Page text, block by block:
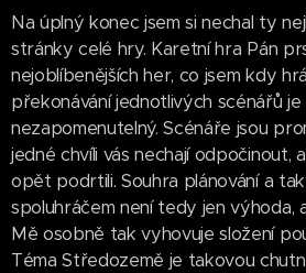
Na úplný konec jsem si nechal ty
stránky celé hry. Karetní hra Pán
nejoblíbenějších her, co jsem kdy
překonávání jednotlivých scénářů
nezapomenutelný. Scénáře jsou
jedné chvíli vás nechají odpočinout,
opět podrtili. Souhra plánování a
spoluhráčem není tedy jen výhoda,
Mě osobně tak vyhovuje složení
Téma Středozemě je takovou